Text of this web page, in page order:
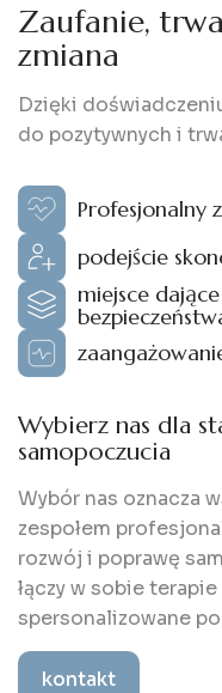
Zaufanie, trwa
zmiana
Dzięki
do pozytywnych i
Profesjonalny
podejście
miejsce
Wybierz nas dla
samopoczucia
Wybór nas oznacza
zespołem
rozwój i poprawę
łączy w sobie
spersonalizowane
kontakt